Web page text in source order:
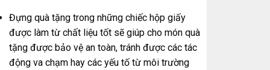
Đựng quà tặng trong những chiếc hộp giấy
được làm từ chất liệu tốt sẽ giúp cho món quà
tặng được bảo vệ an toàn, tránh được các tác
động va chạm hay các yếu tố từ môi trường